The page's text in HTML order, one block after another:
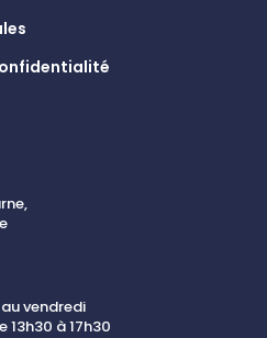
vendredi
13h30 à 17h30